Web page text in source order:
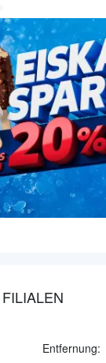
Entfernung: